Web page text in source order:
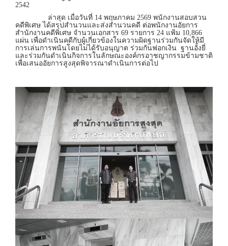
2542
ล่าสุด เมื่อวันที่ 14 พฤษภาคม 2569 พนักงานสอบสวน
คดีพิเศษ ได้สรุปสำนวนและส่งสำนวนคดี ต่อพนักงานอัยการ
สำนักงานคดีพิเศษ จำนวนเอกสาร 69 รายการ 24 แฟ้ม 10,866
แผ่น เพื่อดำเนินคดีกับผู้เกี่ยวข้องในความผิดฐานร่วมกันจัดให้มี
การเล่นการพนันโดยไม่ได้รับอนุญาต ร่วมกันฟอกเงิน ฐานอั้งยี่
และร่วมกันดำเนินกิจการในลักษณะองค์กรอาชญากรรมข้ามชาติ
เพื่อเสนออัยการสูงสุดพิจารณาดำเนินการต่อไป